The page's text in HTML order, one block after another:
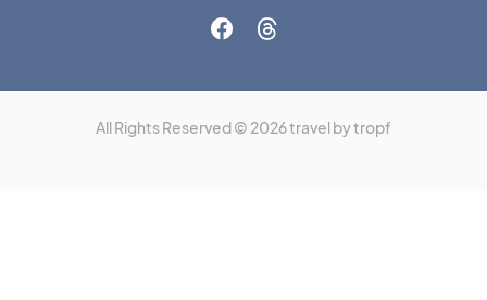
All Rights Reserved © 2026 travel by tropf